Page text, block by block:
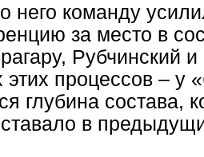
него команду
за место в
Рубчинский
этих процессов – у
глубина состава,
в